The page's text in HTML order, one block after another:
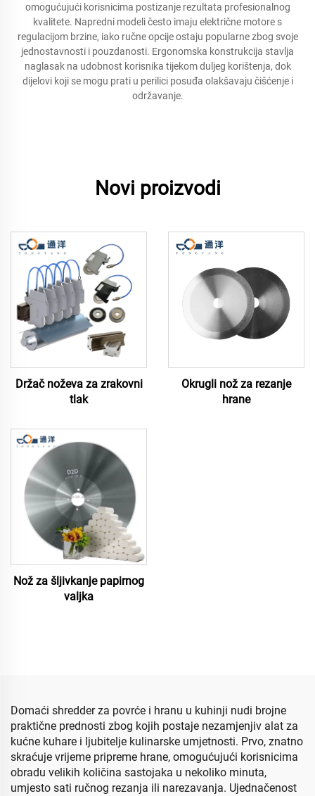
omogućujući korisnicima postizanje rezultata profesionalnog
kvalitete. Napredni modeli često imaju električne motore s
regulacijom brzine, iako ručne opcije ostaju popularne zbog svoje
jednostavnosti i pouzdanosti. Ergonomska konstrukcija stavlja
naglasak na udobnost korisnika tijekom duljeg korištenja, dok
dijelovi koji se mogu prati u perilici posuđa olakšavaju čišćenje i
održavanje.
Novi proizvodi
Držač noževa za zrakovni
tlak
Okrugli nož za rezanje
hrane
Nož za šljivkanje papirnog
valjka
Domaći shredder za povrće i hranu u kuhinji nudi brojne
praktične prednosti zbog kojih postaje nezamjenjiv alat za
kućne kuhare i ljubitelje kulinarske umjetnosti. Prvo, znatno
skraćuje vrijeme pripreme hrane, omogućujući korisnicima
obradu velikih količina sastojaka u nekoliko minuta,
umjesto sati ručnog rezanja ili narezavanja. Ujednačenost